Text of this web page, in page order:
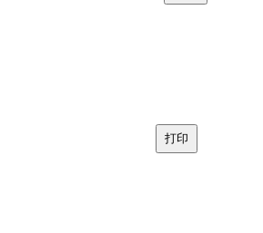
打印